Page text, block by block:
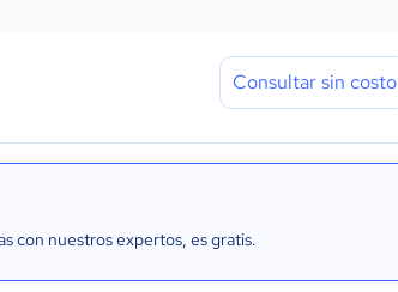
Consultar sin costo
con nuestros expertos, es gratis.